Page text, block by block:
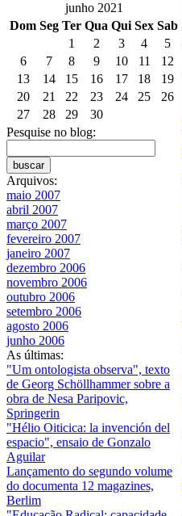
junho 2021
Dom Seg Ter Qua Qui Sex Sab
1
2 3 4
5
6
7 8 9 10 11
12
13
14 15 16 17 18
19
20
21 22 23 24 25
26
27
28 29
30
Pesquise no blog:
Arquivos:
maio 2007
abril 2007
março 2007
fevereiro 2007
janeiro 2007
dezembro 2006
novembro 2006
outubro 2006
setembro 2006
agosto 2006
junho 2006
As últimas:
"Um ontologista observa", texto
de Georg Schöllhammer sobre a
obra de Nesa Paripovic,
Springerin
"Hélio Oiticica: la invención del
espacio", ensaio de Gonzalo
Aguilar
Lançamento do segundo volume
do documenta 12 magazines,
Berlim